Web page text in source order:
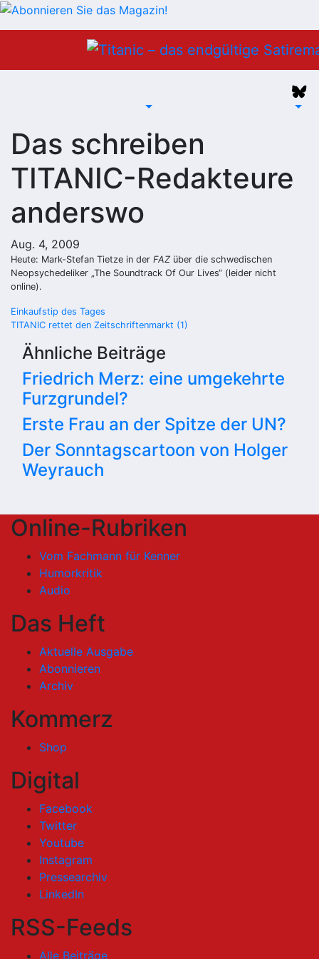
Das schreiben
TITANIC-Redakteure
anderswo
Aug. 4, 2009
Heute: Mark-Stefan Tietze in der FAZ über die schwedischen
Neopsychedeliker „The Soundtrack Of Our Lives“ (leider nicht
online).
Beitragsnavigation
Einkaufstip des Tages
TITANIC rettet den Zeitschriftenmarkt (1)
Ähnliche Beiträge
Friedrich Merz: eine umgekehrte
Furzgrundel?
Erste Frau an der Spitze der UN?
Der Sonntagscartoon von Holger
Weyrauch
Online-Rubriken
Vom Fachmann für Kenner
Humorkritik
Audio
Das Heft
Aktuelle Ausgabe
Abonnieren
Archiv
Kommerz
Shop
Digital
Facebook
Twitter
Youtube
Instagram
Pressearchiv
LinkedIn
RSS-Feeds
Alle Beiträge